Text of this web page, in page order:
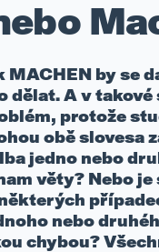
MACHEN by se
dělat. A v takové
protože
obě slovesa
jedno nebo
věty? Nebo je
nebo
chybou?